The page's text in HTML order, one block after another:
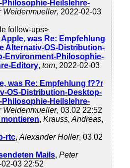
Philosophie-Heilslehre-
Weidenmueller, 2022-02-03
follow-ups>
Apple, was Re: Empfehlung
Alternativ-OS-Distribution-
Environment-Philosophie-
Editory, tom, 2022-02-03
was Re: Empfehlung f??r
OS-Distribution-Desktop-
Philosophie-Heilslehre-
Weidenmueller, 03.02 22:52
montieren, Krauss, Andreas,
rtc, Alexander Holler, 03.02
Mails, Peter
03 22:52